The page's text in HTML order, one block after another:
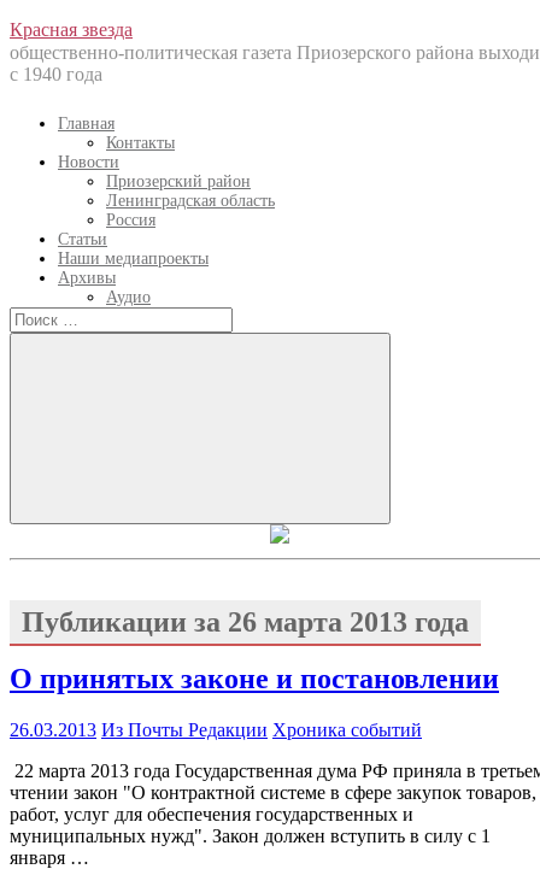
Перейти
к
содержанию
Красная звезда
общественно-политическая газета Приозерского района
с 1940 года
Главная
Контакты
Новости
Приозерский район
Ленинградская область
Россия
Статьи
Наши медиапроекты
Архивы
Аудио
Искать:
Искать
Публикации за 26 марта 2013 года
О принятых законе и постановлении
26.03.2013 Из Почты Редакции Хроника событий
22 марта 2013 года Государственная дума РФ приняла в
чтении закон "О контрактной системе в сфере закупок товаров,
работ, услуг для обеспечения государственных и
муниципальных нужд". Закон должен вступить в силу с 1
января …